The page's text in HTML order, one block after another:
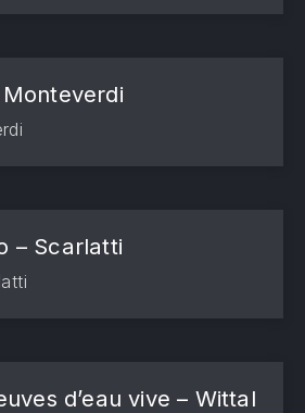
Monteverdi
– Scarlatti
d’eau vive – Wittal